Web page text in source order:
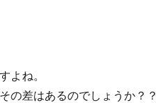
よね。
の差はあるのでしょうか？？